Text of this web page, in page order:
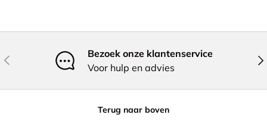
Vorige
Bezoek onze klantenservice
Voor hulp en advies
Terug naar boven